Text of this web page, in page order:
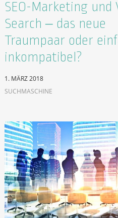
SEO-Marketing und
Search – das neue
Traumpaar oder
inkompatibel?
1. MÄRZ 2018
SUCHMASCHINE